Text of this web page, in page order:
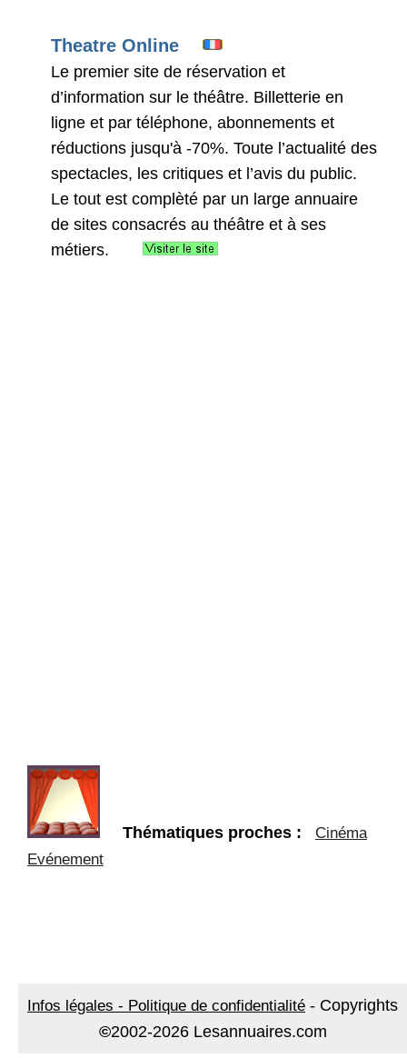
Theatre Online
Le premier site de réservation et
d’information sur le théâtre. Billetterie en
ligne et par téléphone, abonnements et
réductions jusqu'à -70%. Toute l’actualité des
spectacles, les critiques et l’avis du public.
Le tout est complèté par un large annuaire
de sites consacrés au théâtre et à ses
métiers.
Thématiques proches :
Cinéma
Evénement
Infos légales - Politique de confidentialité - Copyrights
©2002-2026 Lesannuaires.com